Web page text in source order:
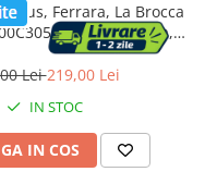
dus, Ferrara, La Brocca
Monocomanda,
Montaj pe perete,
apa, Silentioasa, Usor de
Finisaj crom
Lei219,00 Lei
IN STOC
IN COS